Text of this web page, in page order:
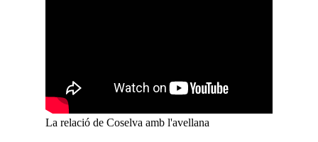
La relació de Coselva amb l'avellana